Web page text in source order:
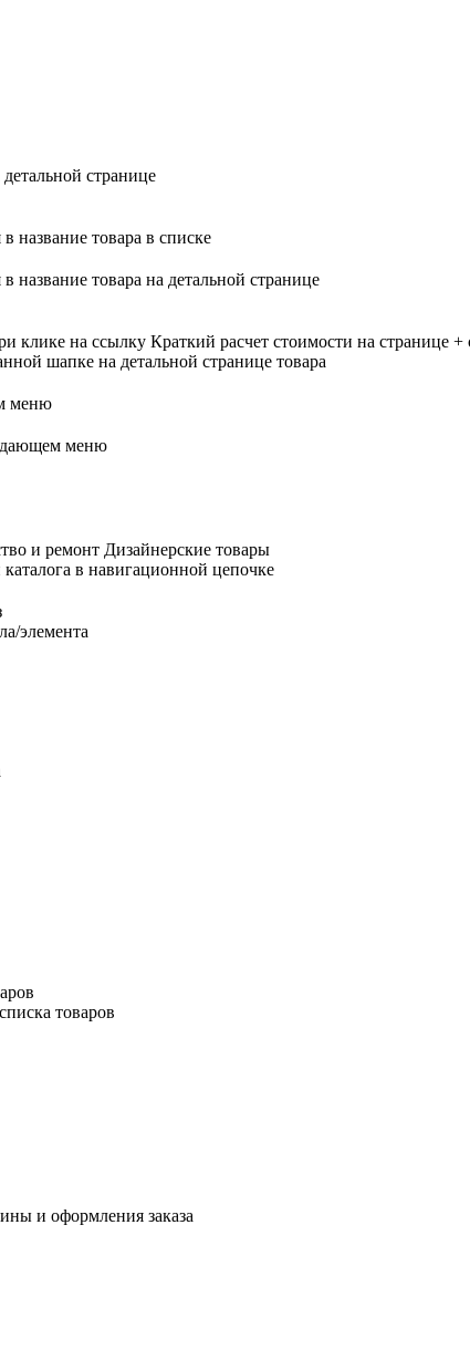
странице
название товара в списке
название товара на детальной странице
клике на ссылку Краткий расчет стоимости на странице
шапке на детальной странице товара
меню
меню
и ремонт Дизайнерские товары
в навигационной цепочке
элемента
товаров
и оформления заказа